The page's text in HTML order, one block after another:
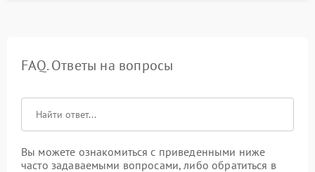
FAQ. Ответы на вопросы
Вы можете ознакомиться с приведенными ниже
часто задаваемыми вопросами, либо обратиться в